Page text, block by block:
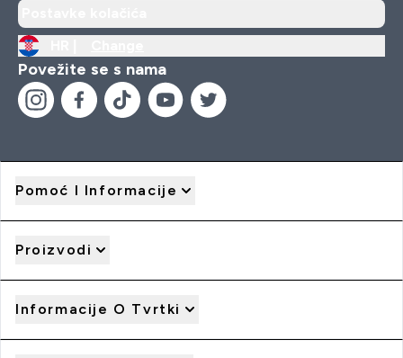
Povežite se s nama
Pomoć I Informacije
Proizvodi
Informacije O Tvrtki